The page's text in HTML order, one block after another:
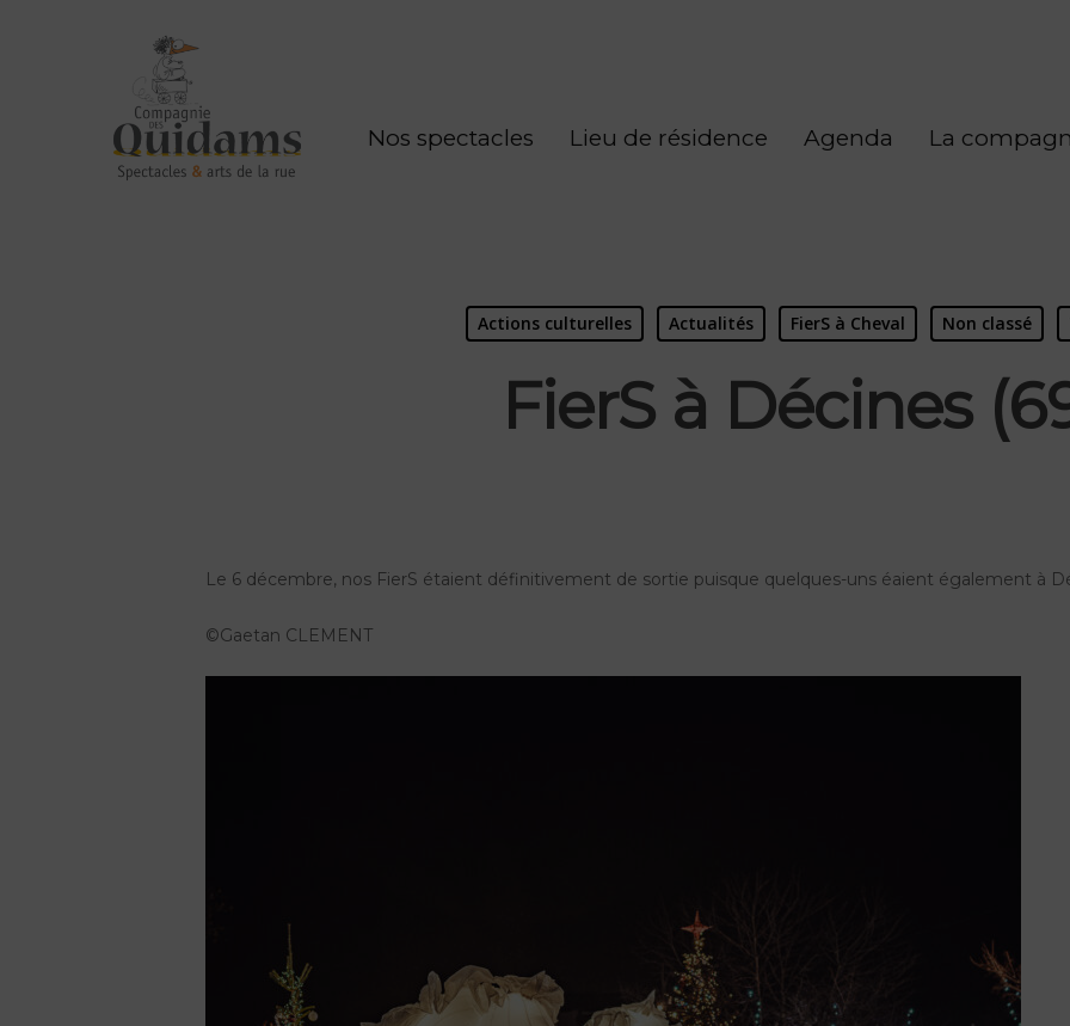
Nos spectacles Lieu de résidence Agenda La
Actions culturelles Actualités FierS à Cheval Non classé
FierS à Décines
Le 6 décembre, nos FierS étaient définitivement de sortie puisque quelques-uns éaient également à
©Gaetan CLEMENT